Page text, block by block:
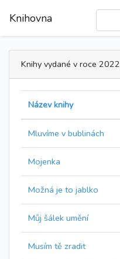
Knihovna
Knihy vydané v roce 2022
Název knihy
Mluvíme v bublinách
Mojenka
Možná je to jablko
Můj šálek umění
Musím tě zradit